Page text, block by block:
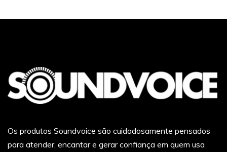
Os produtos Soundvoice são cuidadosamente pensados
para atender, encantar e gerar confiança em quem usa